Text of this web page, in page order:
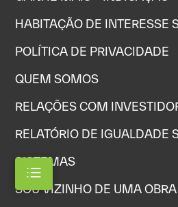
HABITAÇÃO DE INTERESSE
POLÍTICA DE PRIVACIDADE
QUEM SOMOS
RELAÇÕES COM
RELATÓRIO DE IGUALDADE
SISTEMAS
SOU VIZINHO DE UMA OBRA